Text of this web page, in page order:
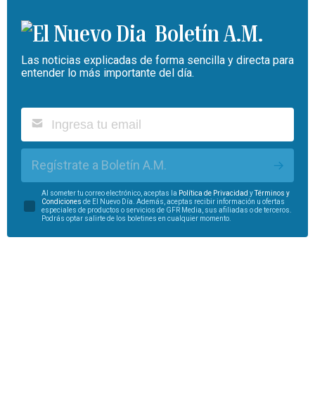
Boletín A.M.
Las noticias explicadas de forma sencilla y directa para
entender lo más importante del día.
Regístrate a Boletín A.M.
Al someter tu correo electrónico, aceptas la Política de Privacidad yTérminos y
Condiciones de El Nuevo Día. Además, aceptas recibir información u ofertas
especiales de productos o servicios de GFR Media, sus afiliadas o de terceros.
Podrás optar salirte de los boletines en cualquier momento.